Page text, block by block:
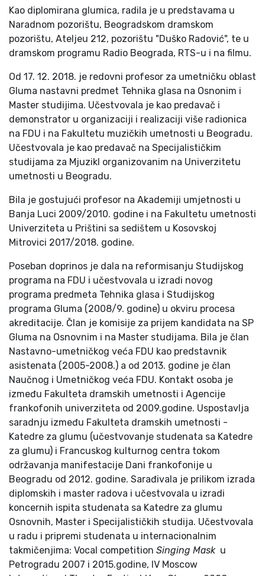
Kao diplomirana glumica, radila je u predstavama u
Naradnom pozorištu, Beogradskom dramskom
pozorištu, Ateljeu 212, pozorištu "Duško Radović", te u
dramskom programu Radio Beograda, RTS-u i na filmu.
Od 17. 12. 2018. je redovni profesor za umetničku oblast
Gluma nastavni predmet Tehnika glasa na Osnonim i
Master studijima. Učestvovala je kao predavač i
demonstrator u organizaciji i realizaciji više radionica
na FDU i na Fakultetu muzičkih umetnosti u Beogradu.
Učestvovala je kao predavač na Specijalističkim
studijama za Mjuzikl organizovanim na Univerzitetu
umetnosti u Beogradu.
Bila je gostujući profesor na Akademiji umjetnosti u
Banja Luci 2009/2010. godine i na Fakultetu umetnosti
Univerziteta u Prištini sa sedištem u Kosovskoj
Mitrovici 2017/2018. godine.
Poseban doprinos je dala na reformisanju Studijskog
programa na FDU i učestvovala u izradi novog
programa predmeta Tehnika glasa i Studijskog
programa Gluma (2008/9. godine) u okviru procesa
akreditacije. Član je komisije za prijem kandidata na SP
Gluma na Osnovnim i na Master studijama. Bila je član
Nastavno-umetničkog veća FDU kao predstavnik
asistenata (2005-2008.) a od 2013. godine je član
Naučnog i Umetničkog veća FDU. Kontakt osoba je
između Fakulteta dramskih umetnosti i Agencije
frankofonih univerziteta od 2009.godine. Uspostavlja
saradnju između Fakulteta dramskih umetnosti -
Katedre za glumu (učestvovanje studenata sa Katedre
za glumu) i Francuskog kulturnog centra tokom
održavanja manifestacije Dani frankofonije u
Beogradu od 2012. godine. Sarađivala je prilikom izrada
diplomskih i master radova i učestvovala u izradi
koncernih ispita studenata sa Katedre za glumu
Osnovnih, Master i Specijalističkih studija. Učestvovala
u radu i pripremi studenata u internacionalnim
takmičenjima: Vocal competition Singing Masku
Petrogradu 2007 i 2015.godine, IV Moscow